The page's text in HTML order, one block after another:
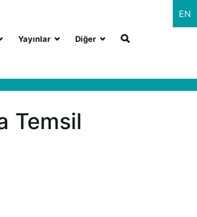
EN
Yayınlar Diğer
Temsil